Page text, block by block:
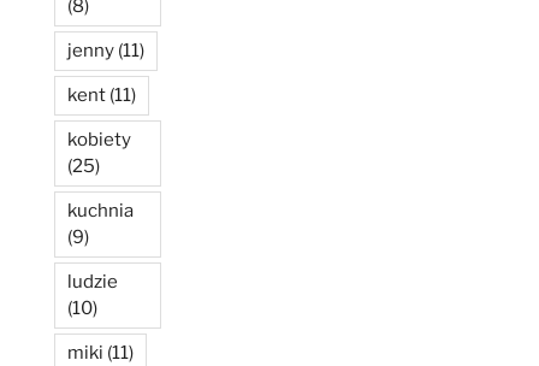
(8)
jenny (11)
kent (11)
kobiety
(25)
kuchnia
(9)
ludzie
(10)
miki (11)